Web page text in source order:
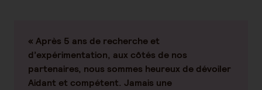
« Après 5 ans de recherche et
d’expérimentation, aux côtés de nos
partenaires, nous sommes heureux de dévoiler
Aidant et compétent. Jamais une